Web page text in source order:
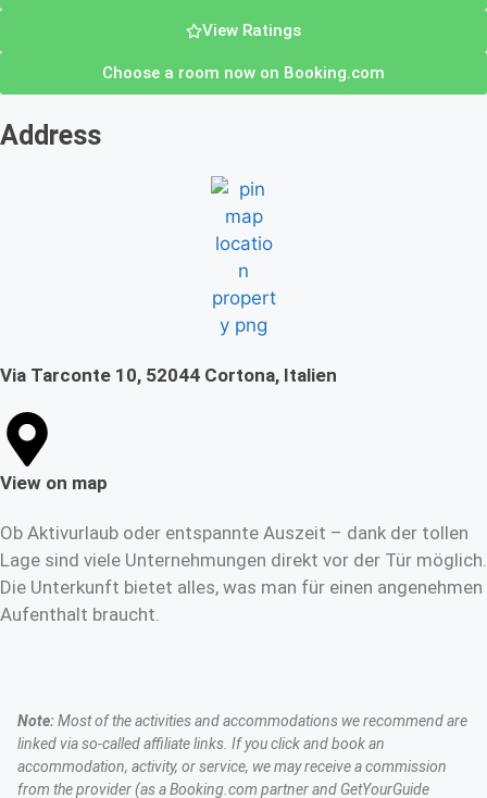
View Ratings
Choose a room now on Booking.com
Address
Via Tarconte 10, 52044 Cortona, Italien
View on map
Ob Aktivurlaub oder entspannte Auszeit – dank der tollen
Lage sind viele Unternehmungen direkt vor der Tür möglich.
Die Unterkunft bietet alles, was man für einen angenehmen
Aufenthalt braucht.
Note:Most of the activities and accommodations we recommend are
linked via so-called affiliate links. If you click and book an
accommodation, activity, or service, we may receive a commission
from the provider (as a Booking.com partner and GetYourGuide